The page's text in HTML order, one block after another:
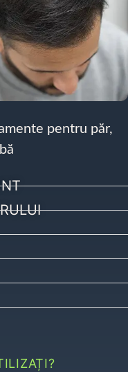
pentru păr,